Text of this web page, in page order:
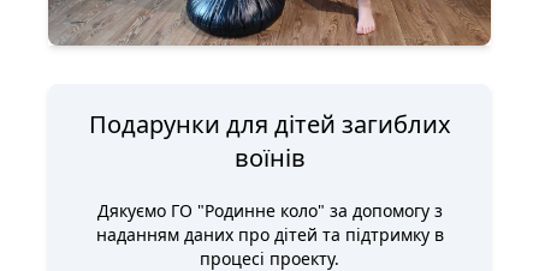
Подарунки для дітей загиблих
воїнів
Дякуємо ГО "Родинне коло" за допомогу з
наданням даних про дітей та підтримку в
процесі проекту.